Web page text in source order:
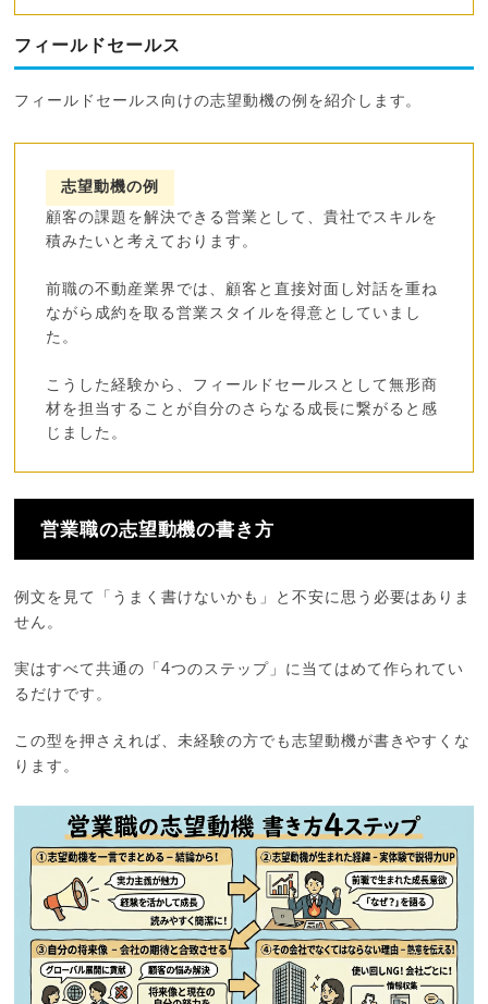
フィールドセールス
フィールドセールス向けの志望動機の例を紹介します。
志望動機の例
顧客の課題を解決できる営業として、貴社でスキルを
積みたいと考えております。
前職の不動産業界では、顧客と直接対面し対話を重ね
ながら成約を取る営業スタイルを得意としていまし
た。
こうした経験から、フィールドセールスとして無形商
材を担当することが自分のさらなる成長に繋がると感
じました。
営業職の志望動機の書き方
例文を見て「うまく書けないかも」と不安に思う必要はありま
せん。
実はすべて共通の「4つのステップ」に当てはめて作られてい
るだけです。
この型を押さえれば、未経験の方でも志望動機が書きやすくな
ります。